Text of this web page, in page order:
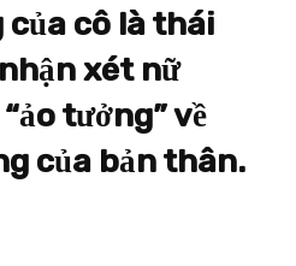
của cô là thái
xét nữ
tưởng” về
của bản thân.